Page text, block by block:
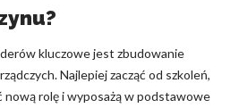
kluczowe jest zbudowanie
Najlepiej zacząć od szkoleń,
nową rolę i wyposażą w podstawowe